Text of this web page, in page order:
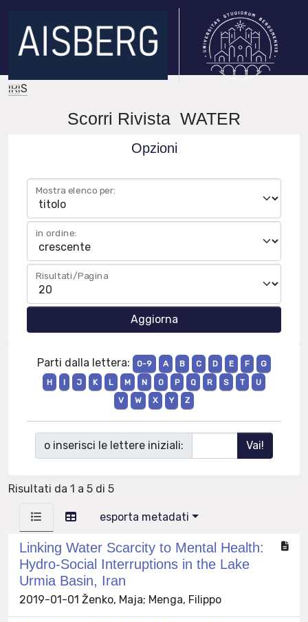
IRIS
Scorri Rivista WATER
Opzioni
Mostra elenco per:
in ordine:
Risultati/Pagina
Parti dalla lettera: 0-9 A B C D E F
G
H
I J K L M N O P Q R S T
U
V
W X Y Z
o inserisci le lettere iniziali:
Risultati da 1 a 5 di 5
esporta metadati
Linking Water Scarcity to Mental Health:
Hydro-Social Interruptions in the Lake
Urmia Basin, Iran
2019-01-01 Ženko, Maja; Menga, Filippo